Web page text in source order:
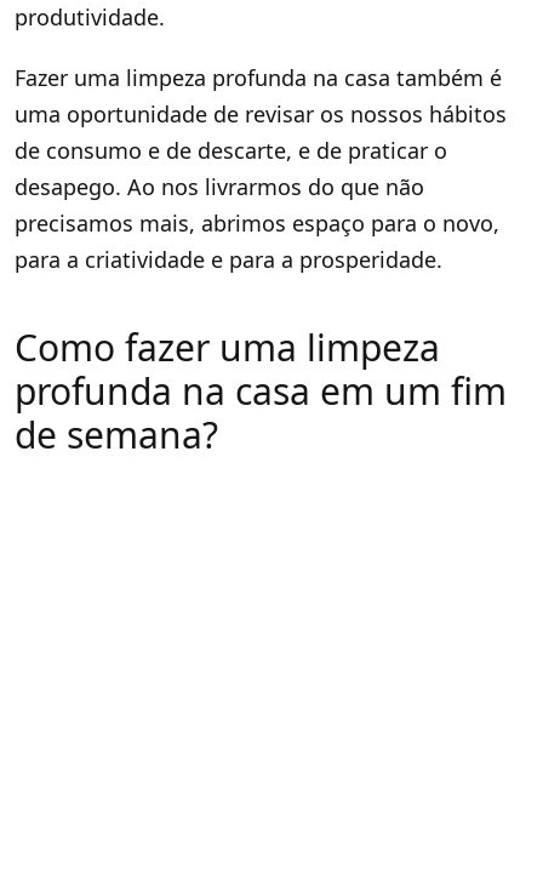
produtividade.
Fazer uma limpeza profunda na casa também é
uma oportunidade de revisar os nossos hábitos
de consumo e de descarte, e de praticar o
desapego. Ao nos livrarmos do que não
precisamos mais, abrimos espaço para o novo,
para a criatividade e para a prosperidade.
Como fazer uma limpeza
profunda na casa em um fim
de semana?